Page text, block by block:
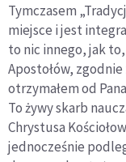
Tymczasem
miejsce i jest
to nic innego, jak to,
Apostołów, zgodnie
otrzymałem od
To żywy skarb
Chrystusa
jednocześnie